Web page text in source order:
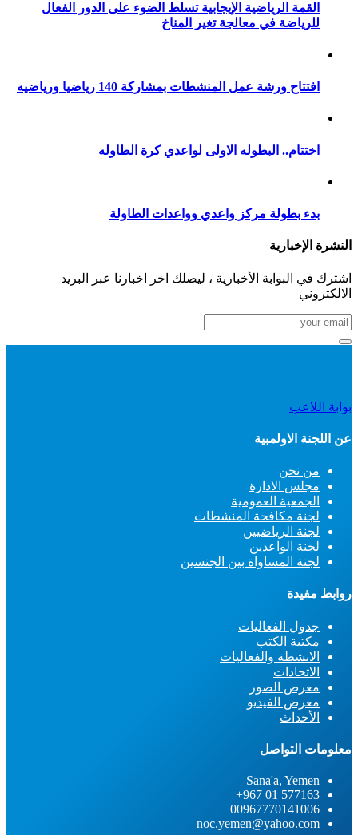
القمة الرياضية الإيجابية تسلط الضوء على الدور الفعال
للرياضة في معالجة تغير المناخ
افتتاح ورشة عمل المنشطات بمشاركة 140 رياضيا ورياضيه
اختتام.. البطوله الاولى لواعدي كرة الطاوله
بدء بطولة مركز واعدي وواعدات الطاولة
النشرة الإخبارية
اشترك في البوابة الأخبارية ، ليصلك اخر اخبارنا عبر البريد
الالكتروني
بوابة اللاعب
عن اللجنة الاولمبية
من نحن
مجلس الادارة
الجمعية العمومية
لجنة مكافحة المنشطات
لجنة الرياضيين
لجنة الواعدين
لجنة المساواة بين الجنسين
روابط مفيدة
جدول الفعاليات
مكتبة الكتب
الانشطة والفعاليات
الاتحادات
معرض الصور
معرض الفيديو
الأحداث
معلومات التواصل
Sana'a, Yemen
577163 01 967+
00967770141006
noc.yemen@yahoo.com